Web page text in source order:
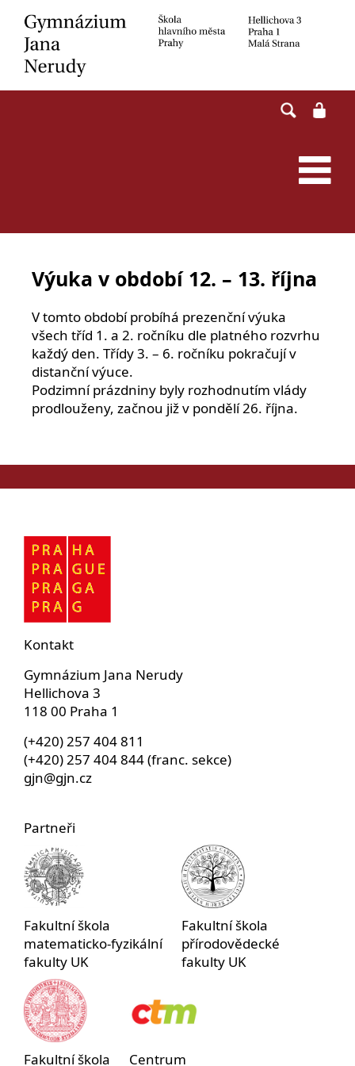
content
Výuka v období 12. – 13. října
V tomto období probíhá prezenční výuka
všech tříd 1. a 2. ročníku dle platného rozvrhu
každý den. Třídy 3. – 6. ročníku pokračují v
distanční výuce.
Podzimní prázdniny byly rozhodnutím vlády
prodlouženy, začnou již v pondělí 26. října.
Kontakt
Gymnázium Jana Nerudy
Hellichova 3
118 00 Praha 1
(+420) 257 404 811
(+420) 257 404 844 (franc. sekce)
gjn@gjn.cz
Partneři
Fakultní škola
matematicko-fyzikální
fakulty UK
Fakultní škola
přírodovědecké
fakulty UK
Fakultní škola Centrum